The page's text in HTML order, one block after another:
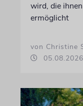
wird, die
ermöglicht
von Christine
05.08.2026